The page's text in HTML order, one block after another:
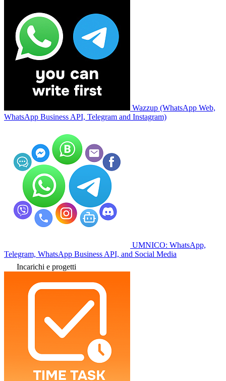
Wazzup (WhatsApp Web,
WhatsApp Business API, Telegram and Instagram)
UMNICO: WhatsApp,
Telegram, WhatsApp Business API, and Social Media
Incarichi e progetti